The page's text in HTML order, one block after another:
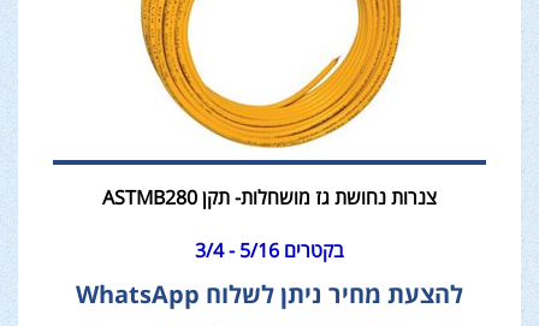
צנרות נחושת גז מושחלות- תקן ASTMB280
בקטרים 5/16 - 3/4
להצעת מחיר ניתן לשלוח WhatsApp